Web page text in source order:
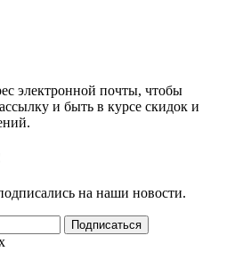
электронной почты, чтобы
и быть в курсе скидок и
на наши новости.
Подписаться